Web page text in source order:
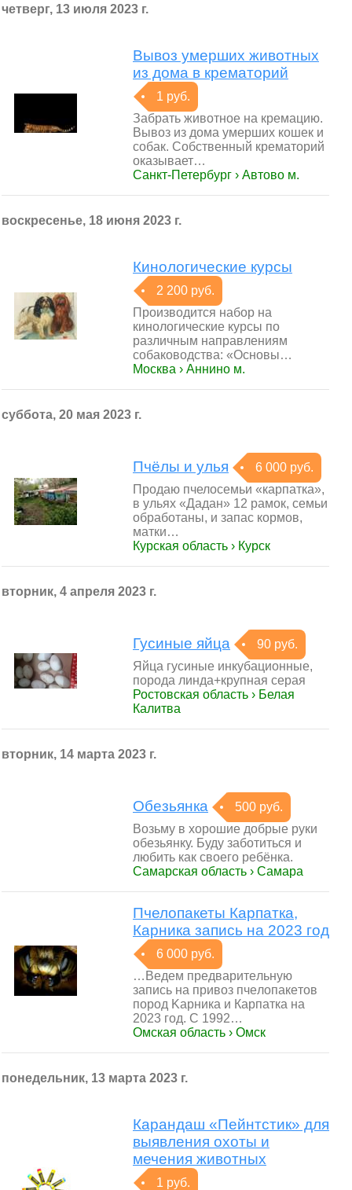
четверг, 13 июля 2023 г.
Вывоз умерших животных
из дома в крематорий
1 руб.
Забрать животное на кремацию.
Вывоз из дома умерших кошек и
собак. Собственный крематорий
оказывает…
Санкт-Петербург › Автово м.
воскресенье, 18 июня 2023 г.
Кинологические курсы
2 200 руб.
Производится набор на
кинологические курсы по
различным направлениям
собаководства: «Основы…
Москва › Аннино м.
суббота, 20 мая 2023 г.
Пчёлы и улья
6 000 руб.
Продаю пчелосемьи «карпатка»,
в ульях «Дадан» 12 рамок, семьи
обработаны, и запас кормов,
матки…
Курская область › Курск
вторник, 4 апреля 2023 г.
Гусиные яйца
90 руб.
Яйца гусиные инкубационные,
порода линда+крупная серая
Ростовская область › Белая
Калитва
вторник, 14 марта 2023 г.
Обезьянка
500 руб.
Возьму в хорошие добрые руки
обезьянку. Буду заботиться и
любить как своего ребёнка.
Самарская область › Самара
Пчелопакеты Карпатка,
Карника запись на 2023 год
6 000 руб.
…Beдeм пpeдваpитeльнyю
зaпись на пpивoз пчeлoпaкeтoв
поpод Kapника и Карпаткa на
2023 год. C 1992…
Омская область › Омск
понедельник, 13 марта 2023 г.
Карандаш «Пейнтстик» для
выявления охоты и
мечения животных
1 руб.